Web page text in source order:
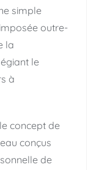
simple
outre-
la
le
à
concept de
conçus
de